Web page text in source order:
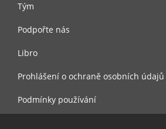
Tým
Podpořte nás
Libro
Prohlášení o ochraně osobních údajů
Podmínky používání